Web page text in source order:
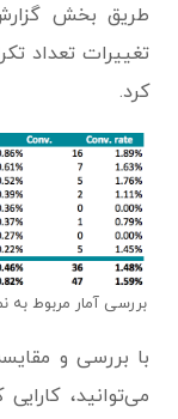
طریق بخش
تغییرات تعداد
کرد.
می‌توانید،